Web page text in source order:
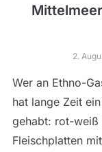
2.
Wer an Ethno-
hat lange Zeit
gehabt: rot-weiß
Fleischplatten